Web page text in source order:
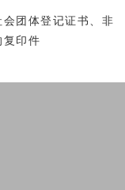
团体登记证书、非
复印件